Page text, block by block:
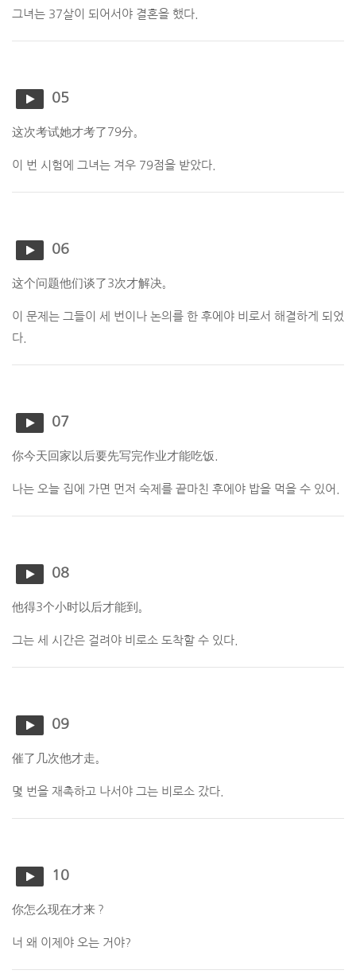
그녀는 37살이 되어서야 결혼을 했다.
05
这次考试她才考了79分。
이 번 시험에 그녀는 겨우 79점을 받았다.
06
这个问题他们谈了3次才解决。
이 문제는 그들이 세 번이나 논의를 한 후에야 비로서 해결하게 되었
다.
07
你今天回家以后要先写完作业才能吃饭.
나는 오늘 집에 가면 먼저 숙제를 끝마친 후에야 밥을 먹을 수 있어.
08
他得3个小时以后才能到。
그는 세 시간은 걸려야 비로소 도착할 수 있다.
09
催了几次他才走。
몇 번을 재촉하고 나서야 그는 비로소 갔다.
10
你怎么现在才来？
너 왜 이제야 오는 거야?